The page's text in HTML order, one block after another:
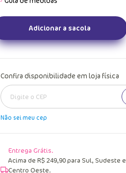
Adicionar a sacola
Confira disponibilidade em loja física
Não sei meu cep
Entrega Grátis.
Acima de R$ 249,90 para Sul, Sudeste e
Centro Oeste.